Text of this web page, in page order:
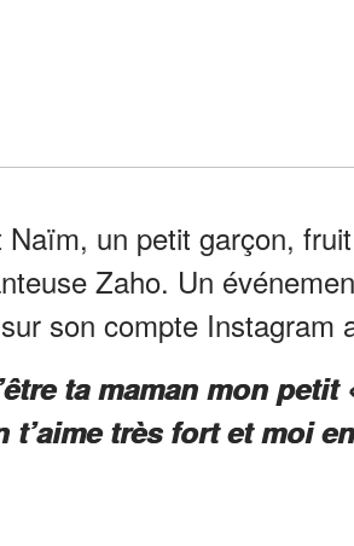
un petit garçon,
Zaho. Un
son compte Instagram
ta maman mon petit
t’aime très fort et moi